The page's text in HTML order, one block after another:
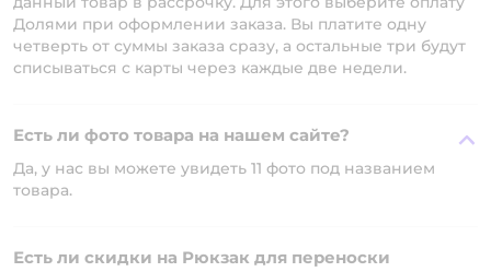
Долями при оформлении заказа. Вы платите одну
четверть от суммы заказа сразу, а остальные три будут
списываться с карты через каждые две недели.
Есть ли фото товара на нашем сайте?
Да, у нас вы можете увидеть 11 фото под названием
товара.
Есть ли скидки на Рюкзак для переноски